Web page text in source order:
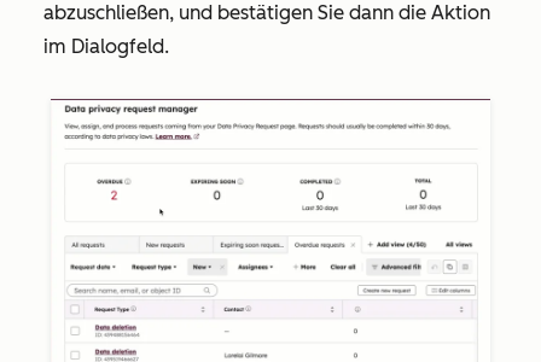
abzuschließen, und bestätigen Sie dann die Aktion
im Dialogfeld.